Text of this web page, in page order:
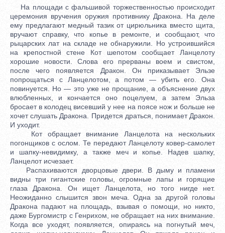
На площади с фальшивой торжественностью происходит
церемония вручения оружия противнику Дракона. На деле
ему предлагают медный тазик от цирюльника вместо щита,
вручают справку, что копье в ремонте, и сообщают, что
рыцарских лат на складе не обнаружили. Но устроившийся
на крепостной стене Кот шепотом сообщает Ланцелоту
хорошие новости. Слова его прерваны воем и свистом,
после чего появляется Дракон. Он приказывает Эльзе
попрощаться с Ланцелотом, а потом — убить его. Она
повинуется. Но — это уже не прощание, а объяснение двух
влюбленных, и кончается оно поцелуем, а затем Эльза
бросает в колодец висевший у нее на поясе нож и больше не
хочет слушать Дракона. Придется драться, понимает Дракон.
И уходит.
Кот обращает внимание Ланцелота на нескольких
погонщиков с ослом. Те передают Ланцелоту ковер-самолет
и шапку-невидимку, а также меч и копье. Надев шапку,
Ланцелот исчезает.
Распахиваются дворцовые двери. В дыму и пламени
видны три гигантские головы, огромные лапы и горящие
глаза Дракона. Он ищет Ланцелота, но того нигде нет.
Неожиданно слышится звон меча. Одна за другой головы
Дракона падают на площадь, взывая о помощи, но никто,
даже Бургомистр с Генрихом, не обращает на них внимание.
Когда все уходят, появляется, опираясь на погнутый меч,